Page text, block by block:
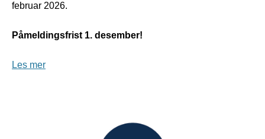
februar 2026.
Påmeldingsfrist 1. desember!
Les mer